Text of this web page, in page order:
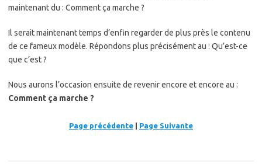
maintenant du : Comment ça marche ?
Il serait maintenant temps d’enfin regarder de plus près le contenu
de ce fameux modèle. Répondons plus précisément au : Qu’est-ce
que c’est ?
Nous aurons l’occasion ensuite de revenir encore et encore au :
Comment ça marche ?
Page précédente Page Suivante